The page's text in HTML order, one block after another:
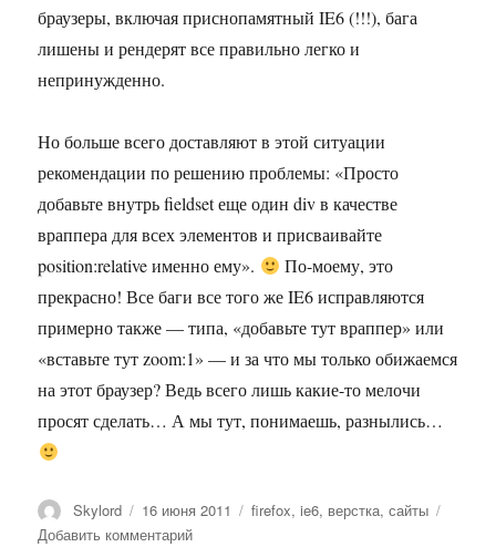
браузеры, включая приснопамятный IE6 (!!!), бага
лишены и рендерят все правильно легко и
непринужденно.
Но больше всего доставляют в этой ситуации
рекомендации по решению проблемы: «Просто
добавьте внутрь fieldset еще один div в качестве
враппера для всех элементов и присваивайте
position:relative именно ему».
По-моему, это
прекрасно! Все баги все того же IE6 исправляются
примерно также — типа, «добавьте тут враппер» или
«вставьте тут zoom:1» — и за что мы только обижаемся
на этот браузер? Ведь всего лишь какие-то мелочи
просят сделать… А мы тут, понимаешь, разнылись…
Автор
Skylord Опубликовано
16 июня 2011 Метки
firefox,ie6, верстка,сайты
Добавить комментарийк